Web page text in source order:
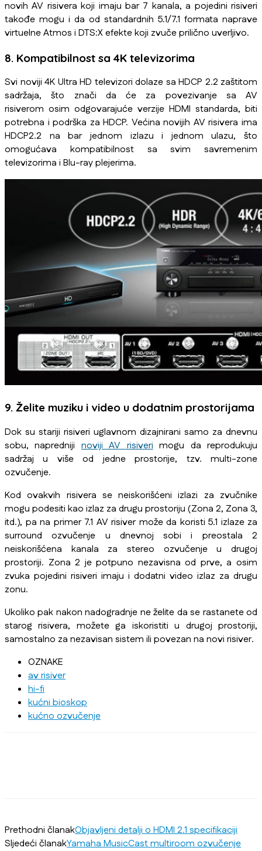
novih AV risivera koji imaju bar 7 kanala, a pojedini risiveri
takođe mogu i da od standardnih 5.1/7.1 formata naprave
virtuelne Atmos i DTS:X efekte koji zvuče prilično uverljivo.
8. Kompatibilnost sa 4K televizorima
Svi noviji 4K Ultra HD televizori dolaze sa HDCP 2.2 zaštitom
sadržaja, što znači da će za povezivanje sa AV
risiverom osim odgovarajuće verzije HDMI standarda, biti
potrebna i podrška za HDCP. Većina novijih AV risivera ima
HDCP2.2 na bar jednom izlazu i jednom ulazu, što
omogućava kompatibilnost sa svim savremenim
televizorima i Blu-ray plejerima.
9. Želite muziku i video u dodatnim prostorijama
Dok su stariji risiveri uglavnom dizajnirani samo za dnevnu
sobu, naprednijinoviji AV risiverimogu da reprodukuju
sadržaj u više od jedne prostorije, tzv. multi-zone
ozvučenje.
Kod ovakvih risivera se neiskorišćeni izlazi za zvučnike
mogu podesiti kao izlaz za drugu prostoriju (Zona 2, Zona 3,
itd.), pa na primer 7.1 AV risiver može da koristi 5.1 izlaze za
surround ozvučenje u dnevnoj sobi i preostala 2
neiskorišćena kanala za stereo ozvučenje u drugoj
prostoriji. Zona 2 je potpuno nezavisna od prve, a osim
zvuka pojedini risiveri imaju i dodatni video izlaz za drugu
zonu.
Ukoliko pak nakon nadogradnje ne želite da se rastanete od
starog risivera, možete ga iskoristiti u drugoj prostoriji,
samostalno za nezavisan sistem ili povezan na novi risiver.
OZNAKE
av risiver
hi-fi
kućni bioskop
kućno ozvučenje
Prethodni članakObjavljeni detalji o HDMI 2.1 specifikaciji
Sljedeći članakYamaha MusicCast multiroom ozvučenje